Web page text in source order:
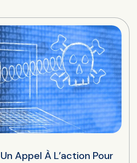
Appel À L’action Pour